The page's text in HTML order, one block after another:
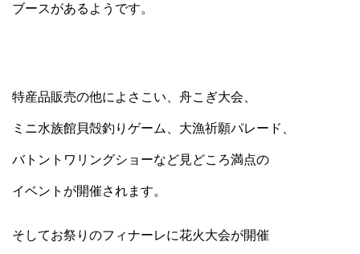
ブースがあるようです。
特産品販売の他によさこい、舟こぎ大会、
ミニ水族館貝殻釣りゲーム、大漁祈願パレード、
バトントワリングショーなど見どころ満点の
イベントが開催されます。
そしてお祭りのフィナーレに花火大会が開催